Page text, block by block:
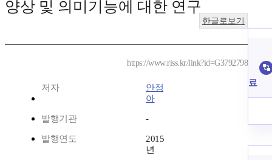
양상 및 의미기능에 대한 연구
한글로보기
https://www.riss.kr/link?id=G3792798
저자
안정
아
발행기관 -
발행연도
2015
년
료